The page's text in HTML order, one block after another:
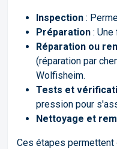
Inspection :
Préparation :
Réparation ou
(réparation par
Wolfisheim.
Tests et
pression pour
Nettoyage et
Ces étapes permettent